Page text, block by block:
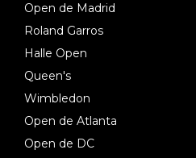
Open de Madrid
Roland Garros
Halle Open
Queen's
Wimbledon
Open de Atlanta
Open de DC